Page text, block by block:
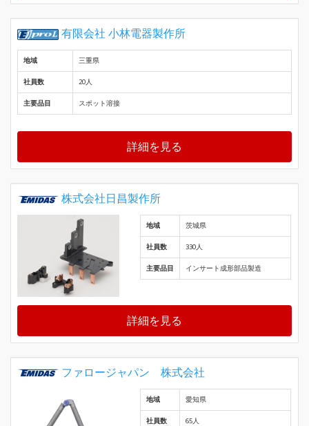
有限会社 小林電器製作所
地域 三重県
社員数 20人
主要品目 スポット溶接
詳細を見る
株式会社日昌製作所
地域 茨城県
社員数 330人
主要品目 インサート成形部品製造
詳細を見る
ファロージャパン 株式会社
地域 愛知県
社員数 65人